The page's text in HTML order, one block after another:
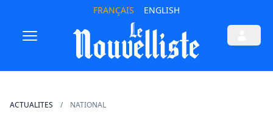
FRANÇAIS ENGLISH
ACTUALITES NATIONAL